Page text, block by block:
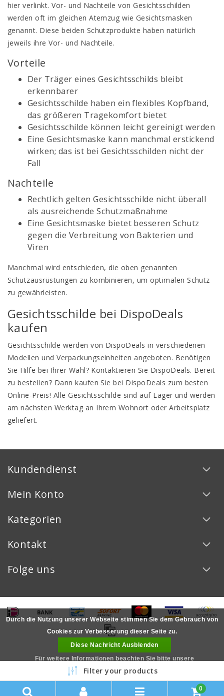
hier verlinkt. Vor- und Nachteile von Gesichtsschilden
werden oft im gleichen Atemzug wie Gesichtsmasken
genannt. Diese beiden Schutzprodukte haben natürlich
jeweils ihre Vor- und Nachteile.
Vorteile
Der Träger eines Gesichtsschilds bleibt
erkennbarer
Gesichtsschilde haben ein flexibles Kopfband,
das größeren Tragekomfort bietet
Gesichtsschilde können leicht gereinigt werden
Eine Gesichtsmaske kann manchmal erstickend
wirken; das ist bei Gesichtsschilden nicht der
Fall
Nachteile
Rechtlich gelten Gesichtsschilde nicht überall
als ausreichende Schutzmaßnahme
Eine Gesichtsmaske bietet besseren Schutz
gegen die Verbreitung von Bakterien und
Viren
Manchmal wird entschieden, die oben genannten
Schutzausrüstungen zu kombinieren, um optimalen Schutz
zu gewährleisten.
Gesichtsschilde bei DispoDeals
kaufen
Gesichtsschilde werden von DispoDeals in verschiedenen
Modellen und Verpackungseinheiten angeboten. Benötigen
Sie Hilfe bei Ihrer Wahl? Kontaktieren Sie DispoDeals. Bereit
zu bestellen? Dann kaufen Sie bei DispoDeals zum besten
Online-Preis! Alle Gesichtsschilde sind auf Lager und werden
am nächsten Werktag an Ihrem Wohnort oder Arbeitsplatz
geliefert.
Kundendienst
Mein Konto
Kategorien
Kontakt
Folge uns
Copyright © 2026 - - All rights reserved - RealizationInStijl Media
Filter your products
0
Durch die Nutzung unserer Webseite stimmen Sie dem Gebrauch von
Cookies zur Verbesserung dieser Seite zu.
Diese Nachricht Ausblenden
Für weitere Informationen beachten Sie bitte unsere
Datenschutzerklärung. »